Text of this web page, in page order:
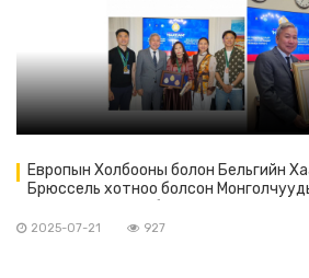
Европын Холбооны болон Бельгийн
Брюссель хотноо болсон
2025-07-21 927